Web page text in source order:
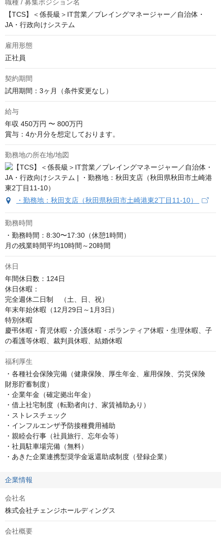
職種 / 募集ポジション名
【TCS】＜係長級＞IT営業／プレイングマネージャー／自治体・
JA・行政向けシステム
雇用形態
正社員
契約期間
試用期間：3ヶ月（条件変更なし）
給与
年収 450万円 〜 800万円
賞与：4か月分を想定しております。
勤務地の所在地/地図
・勤務地：秋田支店（秋田県秋田市土崎港東2丁目11-10）
勤務時間
・勤務時間：8:30〜17:30（休憩1時間）
月の残業時間平均10時間～20時間
休日
年間休日数：124日
休日休暇：
完全週休二日制　（土、日、祝）
年末年始休暇（12月29日～1月3日）
特別休暇
慶弔休暇・育児休暇・介護休暇・ボランティア休暇・生理休暇、子
の看護等休暇、裁判員休暇、結婚休暇
福利厚生
・各種社会保険完備（健康保険、厚生年金、雇用保険、労災保険
財形貯蓄制度）
・企業年金（確定拠出年金）
・借上社宅制度（転勤者向け、家賃補助あり）
・ストレスチェック
・インフルエンザ予防接種費用補助
・親睦会行事（社員旅行、忘年会等）
・社員駐車場完備（無料）
・あきた企業連携型奨学金返還助成制度（登録企業）
企業情報
会社名
株式会社チェンジホールディングス
会社概要